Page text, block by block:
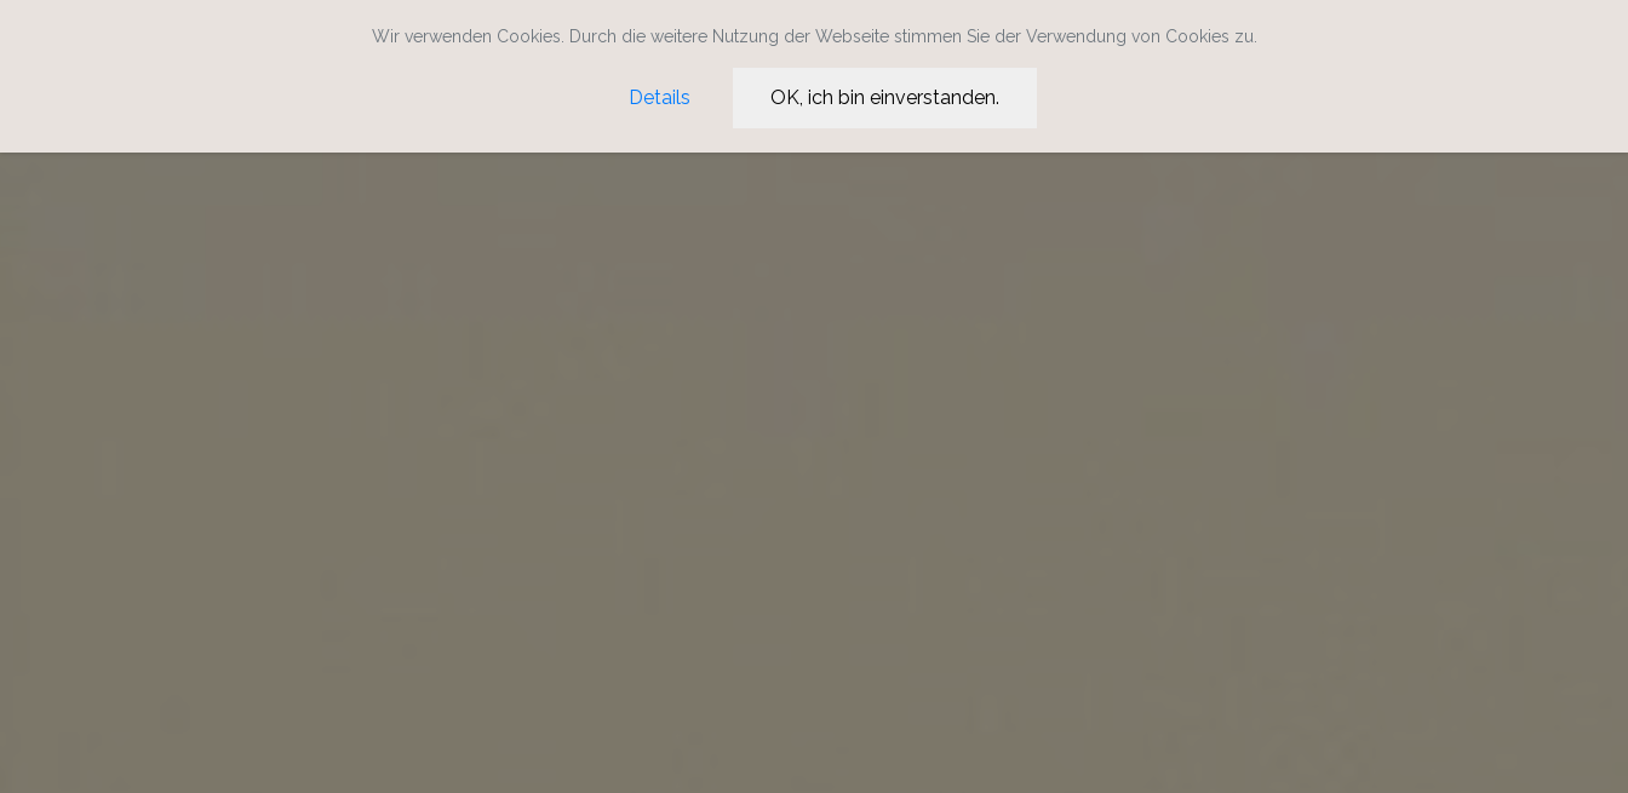
Wir verwenden Cookies. Durch die weitere Nutzung der Webseite stimmen Sie der Verwendung von Cookies zu.
Details OK, ich bin einverstanden.
SPEISEKARTENWEB